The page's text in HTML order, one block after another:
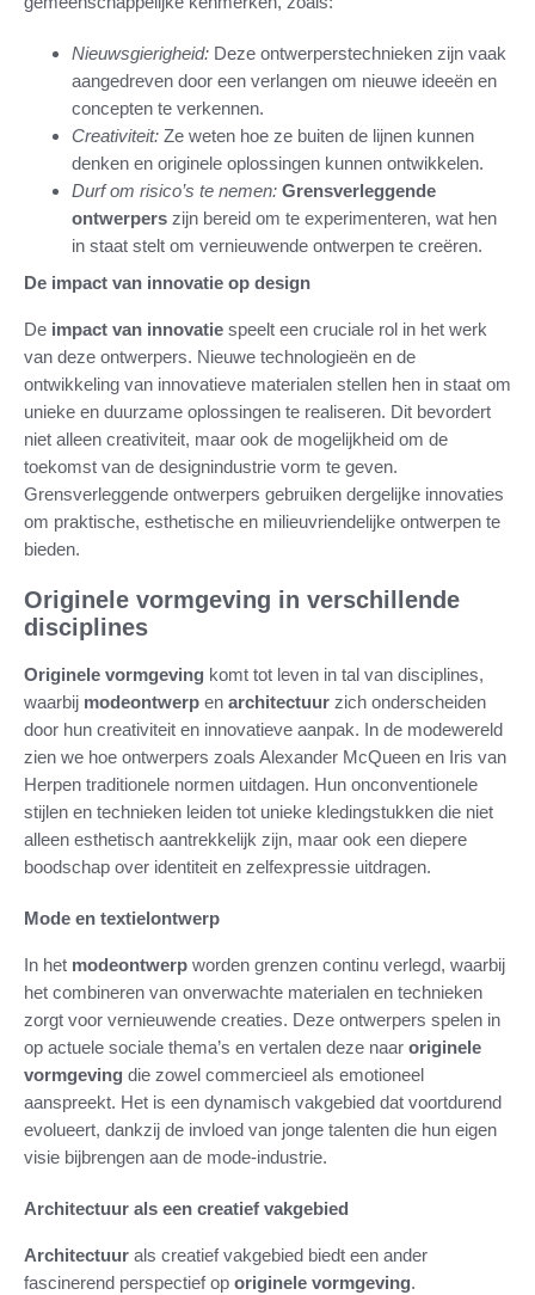
Nieuwsgierigheid: Deze ontwerperstechnieken zijn vaak
aangedreven door een verlangen om nieuwe ideeën en
concepten te verkennen.
Creativiteit: Ze weten hoe ze buiten de lijnen kunnen
denken en originele oplossingen kunnen ontwikkelen.
Durf om risico’s te nemen: Grensverleggende
ontwerpers zijn bereid om te experimenteren, wat hen
in staat stelt om vernieuwende ontwerpen te creëren.
De impact van innovatie op design
De impact van innovatie speelt een cruciale rol in het werk
van deze ontwerpers. Nieuwe technologieën en de
ontwikkeling van innovatieve materialen stellen hen in staat om
unieke en duurzame oplossingen te realiseren. Dit bevordert
niet alleen creativiteit, maar ook de mogelijkheid om de
toekomst van de designindustrie vorm te geven.
Grensverleggende ontwerpers gebruiken dergelijke innovaties
om praktische, esthetische en milieuvriendelijke ontwerpen te
bieden.
Originele vormgeving in verschillende
disciplines
Originele vormgeving komt tot leven in tal van disciplines,
waarbij modeontwerp en architectuur zich onderscheiden
door hun creativiteit en innovatieve aanpak. In de modewereld
zien we hoe ontwerpers zoals Alexander McQueen en Iris van
Herpen traditionele normen uitdagen. Hun onconventionele
stijlen en technieken leiden tot unieke kledingstukken die niet
alleen esthetisch aantrekkelijk zijn, maar ook een diepere
boodschap over identiteit en zelfexpressie uitdragen.
Mode en textielontwerp
In het modeontwerp worden grenzen continu verlegd, waarbij
het combineren van onverwachte materialen en technieken
zorgt voor vernieuwende creaties. Deze ontwerpers spelen in
op actuele sociale thema’s en vertalen deze naar originele
vormgeving die zowel commercieel als emotioneel
aanspreekt. Het is een dynamisch vakgebied dat voortdurend
evolueert, dankzij de invloed van jonge talenten die hun eigen
visie bijbrengen aan de mode-industrie.
Architectuur als een creatief vakgebied
Architectuur als creatief vakgebied biedt een ander
fascinerend perspectief op originele vormgeving.